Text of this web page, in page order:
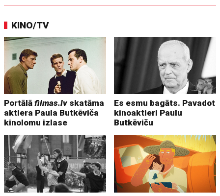
KINO/TV
Portālāfilmas.lv skatāma
aktiera Paula Butkēviča
kinolomu izlase
Es esmu bagāts. Pavadot
kinoaktieri Paulu
Butkēviču